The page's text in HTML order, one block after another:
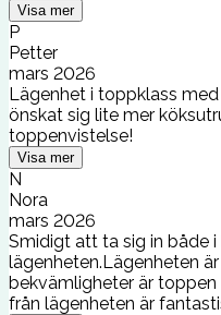
Visa mer
P
Petter
mars 2026
Lägenhet i toppklass
önskat sig lite mer
toppenvistelse!
Visa mer
N
Nora
mars 2026
Smidigt att ta sig in både
lägenheten.Lägenheten
bekvämligheter är
från lägenheten är